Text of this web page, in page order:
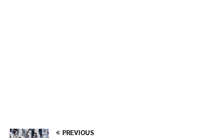
PREVIOUS